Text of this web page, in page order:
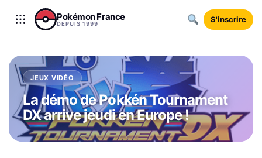
Aller au contenu
Pokémon France
DEPUIS 1999 S'inscrire
JEUX VIDÉO
La démo de Pokkén Tournament
DX arrive jeudi en Europe !